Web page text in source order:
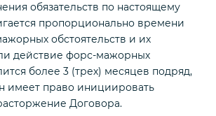
обязательств по настоящему
пропорционально времени
обстоятельств и их
действие форс-мажорных
более 3 (трех) месяцев подряд,
имеет право инициировать
Договора.